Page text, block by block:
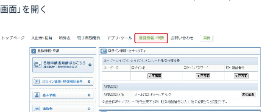
画面」を開く